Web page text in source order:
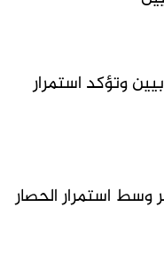
وتؤكد استمرار
وسط استمرار الحصار